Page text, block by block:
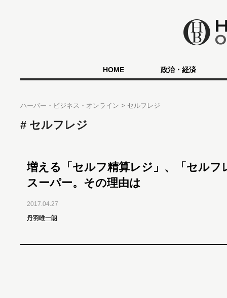
HOME 政治・経済
ハーバー・ビジネス・オンライン セルフレジ
セルフレジ
増える「セルフ精算レジ」、「セルフ
スーパー。その理由は
2017.04.27
丹羽唯一朗